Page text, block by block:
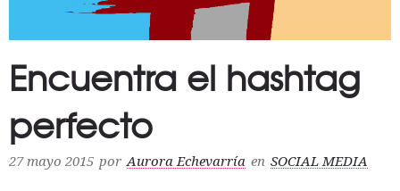
Encuentra el hashtag
perfecto
27 mayo 2015 por Aurora Echevarría en SOCIAL MEDIA